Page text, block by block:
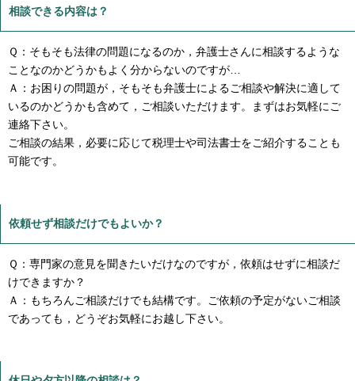
相談できる内容は？
Ｑ：そもそも法律の問題になるのか，弁護士さんに相談するような
ことなのかどうかもよく分からないのですが…
Ａ：お困りの問題が，そもそも弁護士によるご相談や解決に適して
いるのかどうかも含めて，ご相談いただけます。まずはお気軽にご
連絡下さい。
ご相談の結果，必要に応じて税理士や司法書士をご紹介することも
可能です。
依頼せず相談だけでもよいか？
Ｑ：専門家の意見を聞きたいだけなのですが，依頼はせずに相談だ
けできますか？
Ａ：もちろんご相談だけでも結構です。ご依頼の予定がないご相談
であっても，どうぞお気軽にお越し下さい。